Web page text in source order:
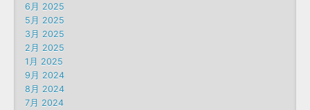
6月 2025
5月 2025
3月 2025
2月 2025
1月 2025
9月 2024
8月 2024
7月 2024